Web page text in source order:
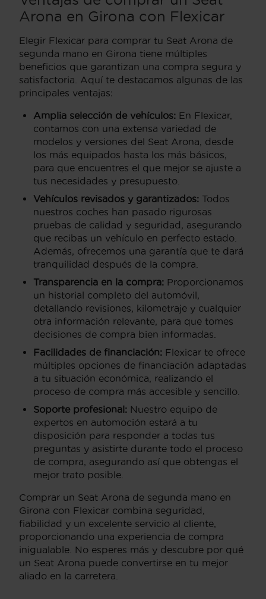
Arona en Girona con Flexicar
Elegir Flexicar para comprar tu Seat Arona de
segunda mano en Girona tiene múltiples
beneficios que garantizan una compra segura y
satisfactoria. Aquí te destacamos algunas de las
principales ventajas:
Amplia selección de vehículos: En Flexicar,
contamos con una extensa variedad de
modelos y versiones del Seat Arona, desde
los más equipados hasta los más básicos,
para que encuentres el que mejor se ajuste a
tus necesidades y presupuesto.
Vehículos revisados y garantizados: Todos
nuestros coches han pasado rigurosas
pruebas de calidad y seguridad, asegurando
que recibas un vehículo en perfecto estado.
Además, ofrecemos una garantía que te dará
tranquilidad después de la compra.
Transparencia en la compra: Proporcionamos
un historial completo del automóvil,
detallando revisiones, kilometraje y cualquier
otra información relevante, para que tomes
decisiones de compra bien informadas.
Facilidades de financiación: Flexicar te ofrece
múltiples opciones de financiación adaptadas
a tu situación económica, realizando el
proceso de compra más accesible y sencillo.
Soporte profesional: Nuestro equipo de
expertos en automoción estará a tu
disposición para responder a todas tus
preguntas y asistirte durante todo el proceso
de compra, asegurando así que obtengas el
mejor trato posible.
Comprar un Seat Arona de segunda mano en
Girona con Flexicar combina seguridad,
fiabilidad y un excelente servicio al cliente,
proporcionando una experiencia de compra
inigualable. No esperes más y descubre por qué
un Seat Arona puede convertirse en tu mejor
aliado en la carretera.